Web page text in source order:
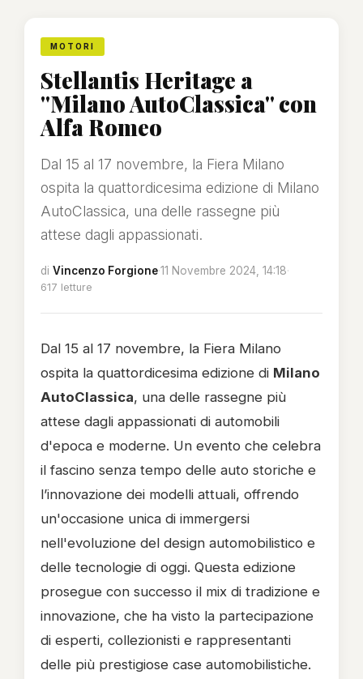
MOTORI
Stellantis Heritage a
"Milano AutoClassica" con
Alfa Romeo
Dal 15 al 17 novembre, la Fiera Milano
ospita la quattordicesima edizione di Milano
AutoClassica, una delle rassegne più
attese dagli appassionati.
di Vincenzo Forgione·11 Novembre 2024, 14:18·
617 letture
Dal 15 al 17 novembre, la Fiera Milano
ospita la quattordicesima edizione di Milano
AutoClassica, una delle rassegne più
attese dagli appassionati di automobili
d'epoca e moderne. Un evento che celebra
il fascino senza tempo delle auto storiche e
l’innovazione dei modelli attuali, offrendo
un'occasione unica di immergersi
nell'evoluzione del design automobilistico e
delle tecnologie di oggi. Questa edizione
prosegue con successo il mix di tradizione e
innovazione, che ha visto la partecipazione
di esperti, collezionisti e rappresentanti
delle più prestigiose case automobilistiche.